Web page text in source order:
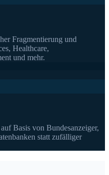
Fragmentierung und
Healthcare,
und mehr.
Basis von Bundesanzeiger,
statt zufälliger